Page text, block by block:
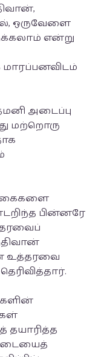
ஒருவேளை
என்று
அடைப்பு
மற்றொரு
பின்னரே
உத்தரவை
தயாரித்த